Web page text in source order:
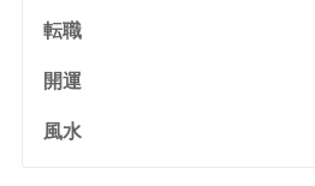
転職
開運
風水